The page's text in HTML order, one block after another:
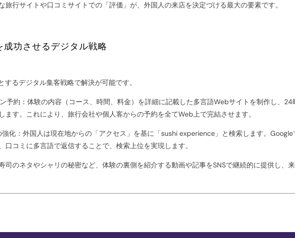
旅行サイトや口コミサイトでの「評価」が、外国人の来店を決定づける最大の要素です。
功させるデジタル戦略
するデジタル集客戦略で解決が可能です。
予約：体験の内容（コース、時間、料金）を詳細に記載した多言語Webサイトを制作し、24
ます。これにより、旅行会社や個人客からの予約を全てWeb上で完結させます。
化：外国人は現在地からの「アクセス」を基に「sushi experience」と検索します。Google
口コミに多言語で返信することで、検索上位を実現します。
司のネタやシャリの秘密など、体験の裏側を紹介する動画や記事をSNSで継続的に提供し、